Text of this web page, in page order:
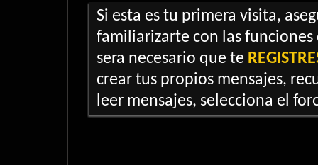
Si esta es tu primera visita,
familiarizarte con las funciones
sera necesario que te
crear tus propios mensajes,
leer mensajes, selecciona el